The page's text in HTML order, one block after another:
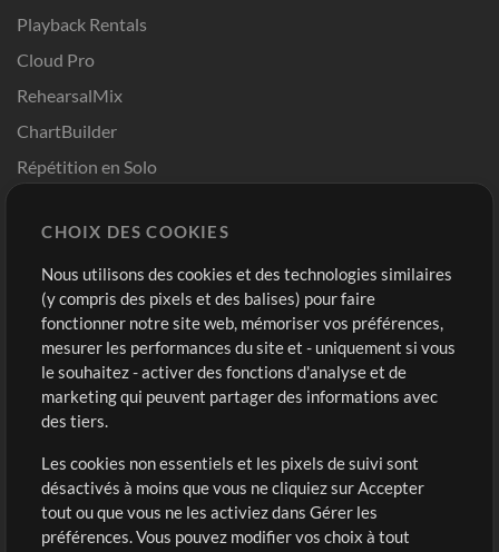
Playback Rentals
Cloud Pro
RehearsalMix
ChartBuilder
Répétition en Solo
Modèles ProPresenter
Sons
Boutique
Acheter des crédits
Contenu gratuit
Demander les pistes
Extras
Sessions
Compte
Connexion
S'inscrire
CHOIX DES COOKIES
Nous utilisons des cookies et des technologies similaires
(y compris des pixels et des balises) pour faire
fonctionner notre site web, mémoriser vos préférences,
mesurer les performances du site et - uniquement si vous
le souhaitez - activer des fonctions d'analyse et de
marketing qui peuvent partager des informations avec
des tiers.
Les cookies non essentiels et les pixels de suivi sont
désactivés à moins que vous ne cliquiez sur Accepter
tout ou que vous ne les activiez dans Gérer les
préférences. Vous pouvez modifier vos choix à tout